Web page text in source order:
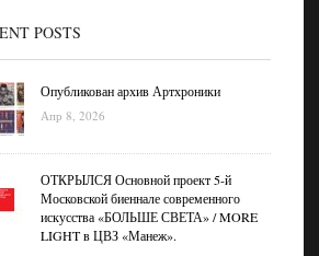
POSTS
Опубликован архив Артхроники
Апр 8, 2026
ОТКРЫЛСЯ Основной проект 5-й
Московской биеннале современного
искусства «БОЛЬШЕ СВЕТА» / MORE
LIGHT в ЦВЗ «Манеж».